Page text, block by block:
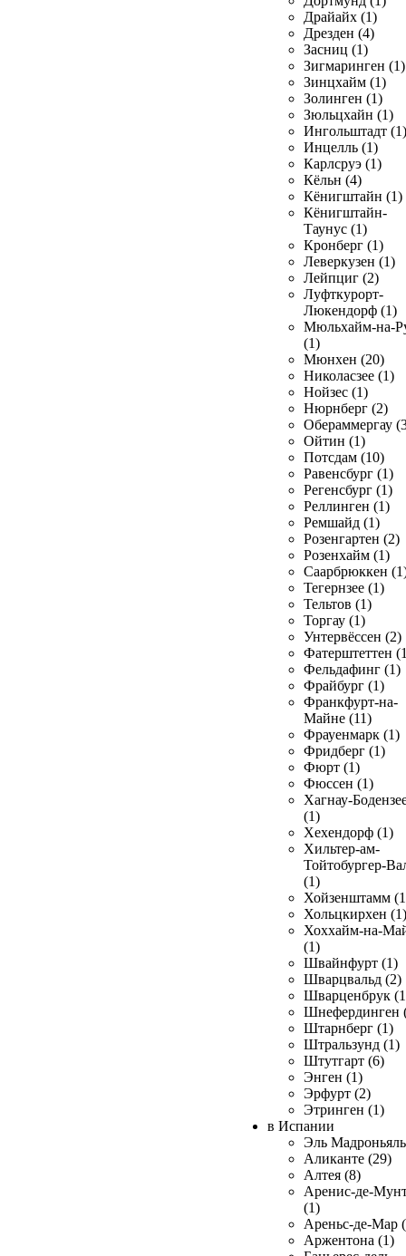
Драйайх (1)
Дрезден (4)
Засниц (1)
Зигмаринген (1)
Зинцхайм (1)
Золинген (1)
Зюльцхайн (1)
Ингольштадт (1)
Инцелль (1)
Карлсруэ (1)
Кёльн (4)
Кёнигштайн (1)
Кёнигштайн-
Таунус (1)
Кронберг (1)
Леверкузен (1)
Лейпциг (2)
Луфткурорт-
Люкендорф (1)
Мюльхайм-на-
(1)
Мюнхен (20)
Николасзее (1)
Нойзес (1)
Нюрнберг (2)
Обераммергау
Ойтин (1)
Потсдам (10)
Равенсбург (1)
Регенсбург (1)
Реллинген (1)
Ремшайд (1)
Розенгартен (2)
Розенхайм (1)
Саарбрюккен
Тегернзее (1)
Тельтов (1)
Торгау (1)
Унтервёссен (2)
Фатерштеттен
Фельдафинг (1)
Фрайбург (1)
Франкфурт-на-
Майне (11)
Фрауенмарк (1)
Фридберг (1)
Фюрт (1)
Фюссен (1)
Хагнау-
(1)
Хехендорф (1)
Хильтер-ам-
Тойтобургер-
(1)
Хойзенштамм
Хольцкирхен (1)
Хоххайм-на-
(1)
Швайнфурт (1)
Шварцвальд (2)
Шварценбрук
Шнефердинген
Штарнберг (1)
Штральзунд (1)
Штутгарт (6)
Энген (1)
Эрфурт (2)
Этринген (1)
в Испании
Эль
Аликанте (29)
Алтея (8)
Аренис-де-
(1)
Ареньс-де-Мар
Аржентона (1)